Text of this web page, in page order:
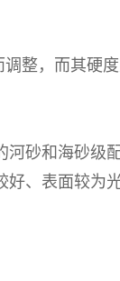
整，而其硬
砂和海砂级
、表面较为